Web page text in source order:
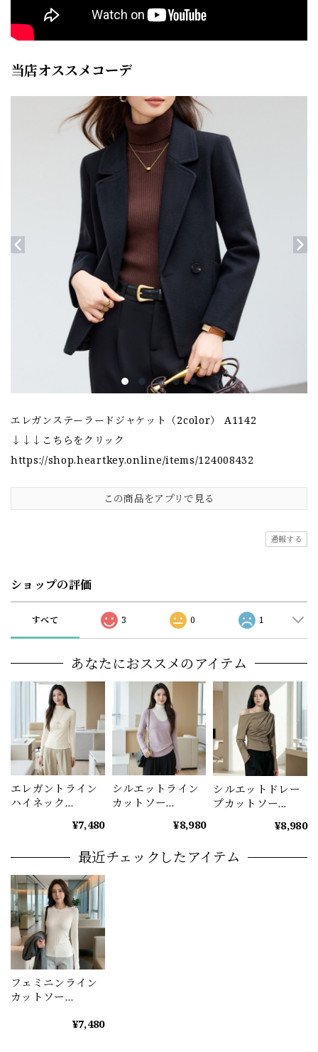
当店オススメコーデ
エレガンステーラードジャケット（2color） A1142
↓↓↓こちらをクリック
https://shop.heartkey.online/items/124008432
この商品をアプリで見る
通報する
ショップの評価
すべて 3 0 1
あなたにおススメのアイテム
エレガントライン
ハイネック
¥7,480
シルエットライン
カットソー
¥8,980
シルエットドレー
プカットソー
¥8,980
最近チェックしたアイテム
フェミニンライン
カットソー
¥7,480